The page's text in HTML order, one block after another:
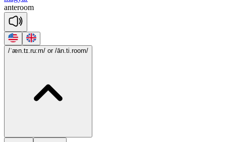
anteroom
/ˈæn.tɪ.ru:m/ or /ān.ti.room/